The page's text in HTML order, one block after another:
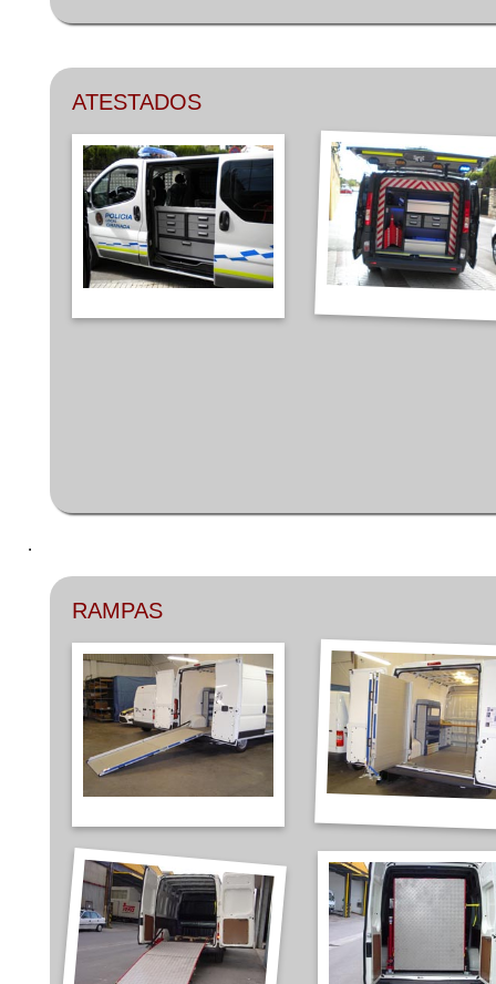
ATESTADOS
.
RAMPAS